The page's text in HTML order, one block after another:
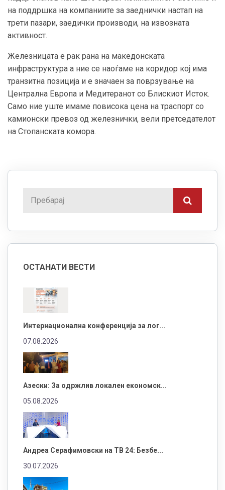
на поддршка на компаниите за заеднички настап на
трети пазари, заедички производи, на извозната
активност.
Железницата е рак рана на македонската
инфраструктура а ние се наоѓаме на коридор кој има
транзитна позиција и е значаен за поврзување на
Централна Европа и Медитеранот со Блискиот Исток.
Само ние уште имаме повисока цена на траспорт со
камионски превоз од железнички, вели претседателот
на Стопанската комора.
ОСТАНАТИ ВЕСТИ
Интернационална конференција за лог...
07.08.2026
Азески: За одржлив локален економск...
05.08.2026
Андреа Серафимовски на ТВ 24: Безбе...
30.07.2026